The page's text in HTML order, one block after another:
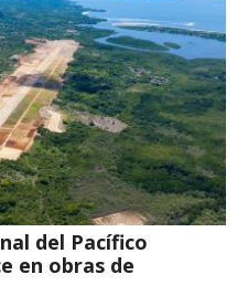
del Pacífico
en obras de